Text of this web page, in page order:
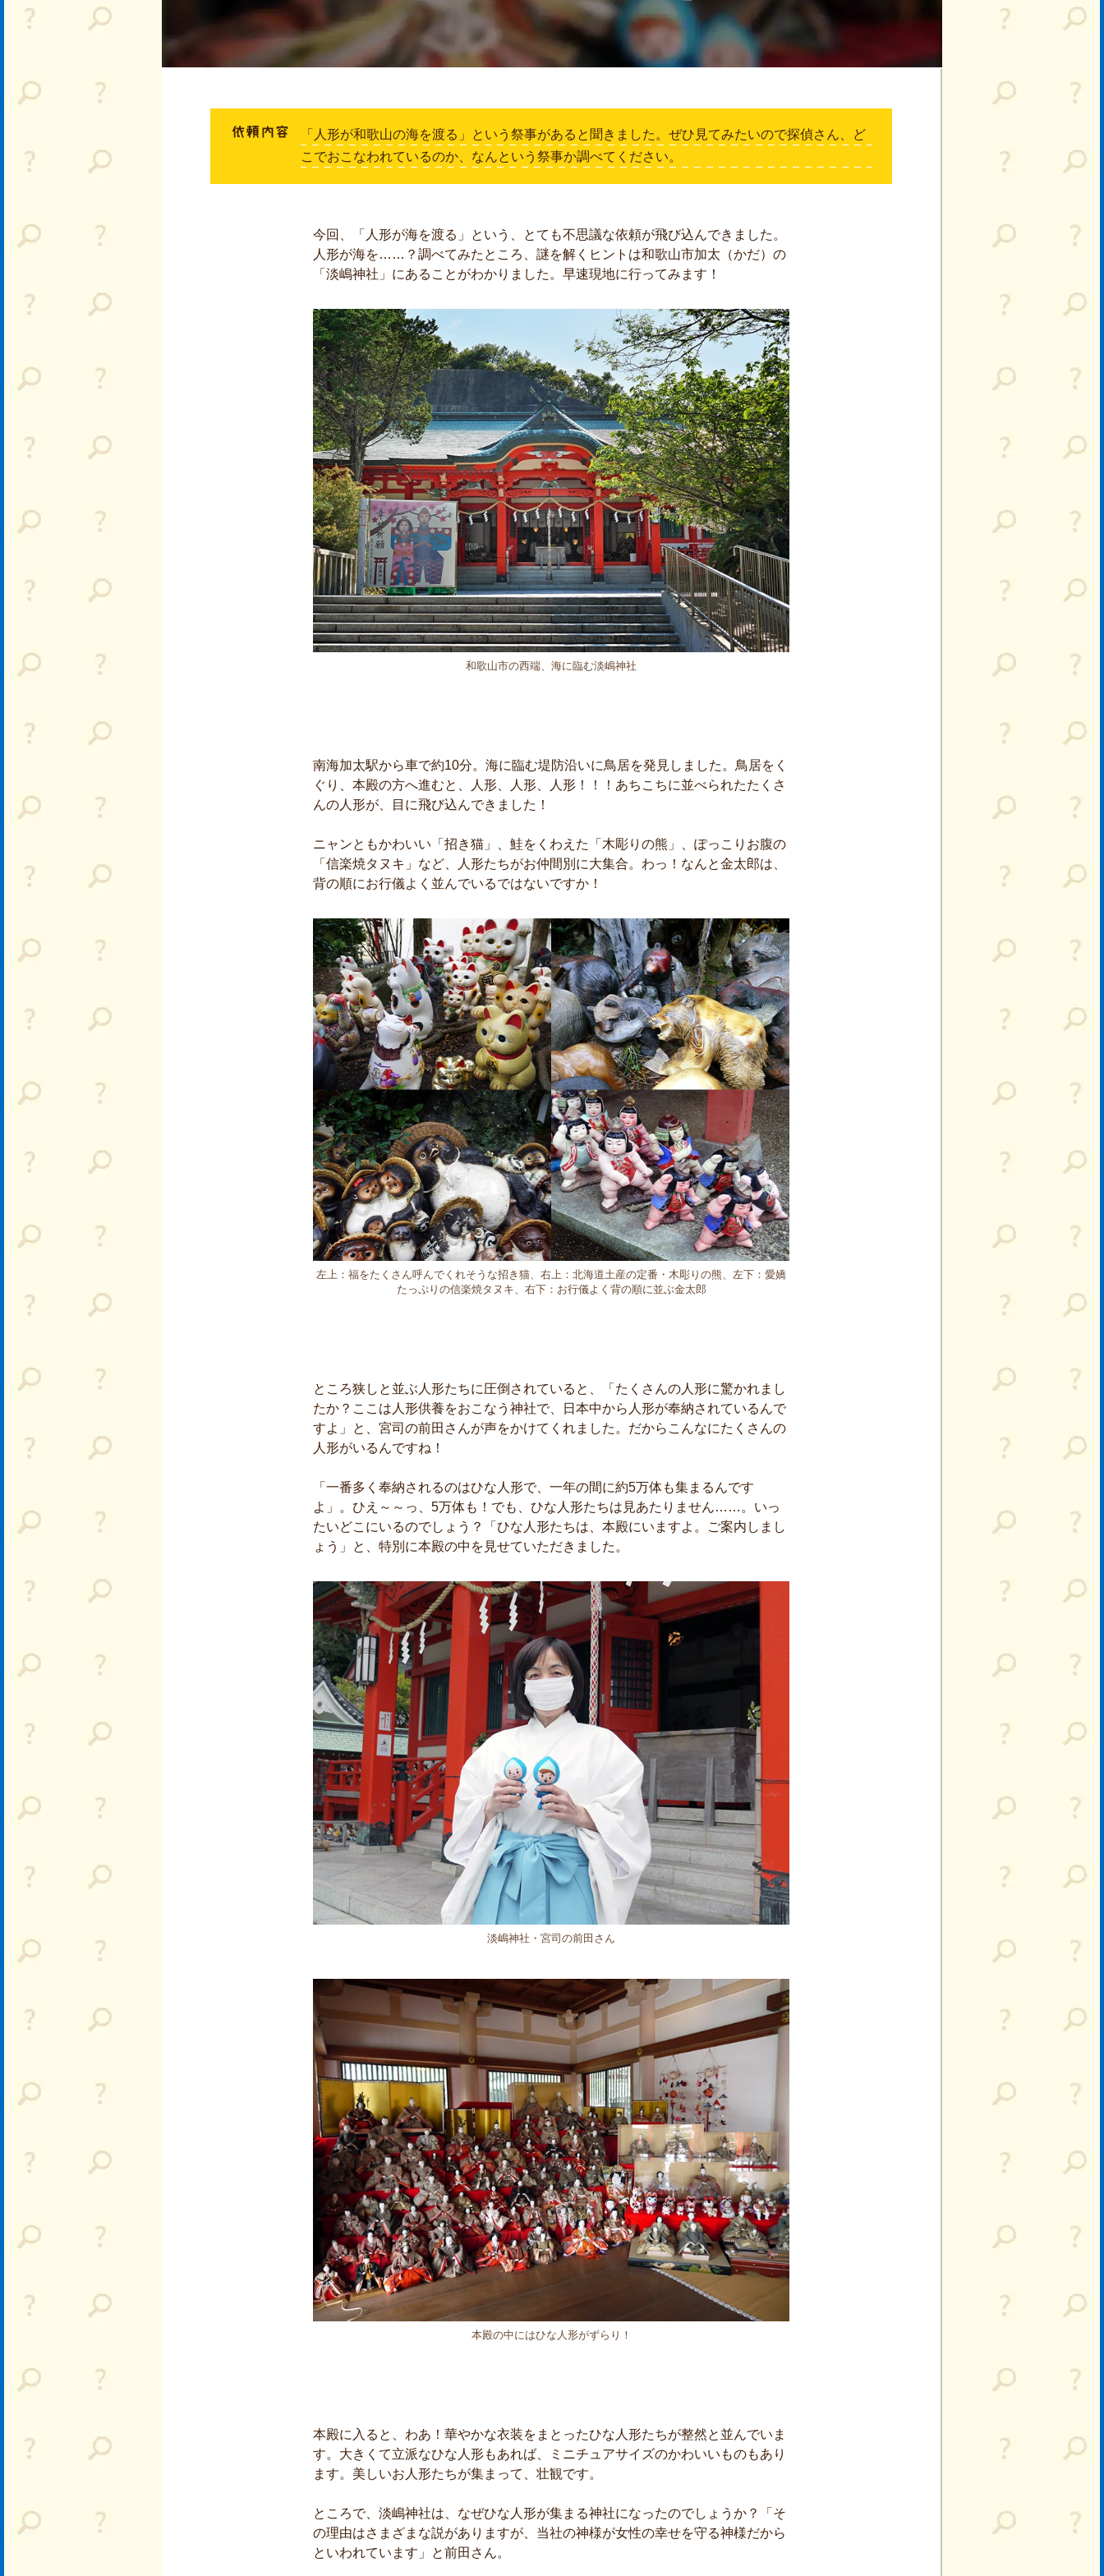
「人形が和歌山の海を渡る」という祭事があると聞きました。ぜひ見てみたいので探偵さん、ど
こでおこなわれているのか、なんという祭事か調べてください。
今回、「人形が海を渡る」という、とても不思議な依頼が飛び込んできました。
人形が海を……？調べてみたところ、謎を解くヒントは和歌山市加太（かだ）の
「淡嶋神社」にあることがわかりました。早速現地に行ってみます！
和歌山市の西端、海に臨む淡嶋神社
南海加太駅から車で約10分。海に臨む堤防沿いに鳥居を発見しました。鳥居をく
ぐり、本殿の方へ進むと、人形、人形、人形！！！あちこちに並べられたたくさ
んの人形が、目に飛び込んできました！
ニャンともかわいい「招き猫」、鮭をくわえた「木彫りの熊」、ぽっこりお腹の
「信楽焼タヌキ」など、人形たちがお仲間別に大集合。わっ！なんと金太郎は、
背の順にお行儀よく並んでいるではないですか！
左上：福をたくさん呼んでくれそうな招き猫、右上：北海道土産の定番・木彫りの熊、左下：愛嬌
たっぷりの信楽焼タヌキ、右下：お行儀よく背の順に並ぶ金太郎
ところ狭しと並ぶ人形たちに圧倒されていると、「たくさんの人形に驚かれまし
たか？ここは人形供養をおこなう神社で、日本中から人形が奉納されているんで
すよ」と、宮司の前田さんが声をかけてくれました。だからこんなにたくさんの
人形がいるんですね！
「一番多く奉納されるのはひな人形で、一年の間に約5万体も集まるんです
よ」。ひえ～～っ、5万体も！でも、ひな人形たちは見あたりません……。いっ
たいどこにいるのでしょう？「ひな人形たちは、本殿にいますよ。ご案内しまし
ょう」と、特別に本殿の中を見せていただきました。
淡嶋神社・宮司の前田さん
本殿の中にはひな人形がずらり！
本殿に入ると、わあ！華やかな衣装をまとったひな人形たちが整然と並んでいま
す。大きくて立派なひな人形もあれば、ミニチュアサイズのかわいいものもあり
ます。美しいお人形たちが集まって、壮観です。
ところで、淡嶋神社は、なぜひな人形が集まる神社になったのでしょうか？「そ
の理由はさまざまな説がありますが、当社の神様が女性の幸せを守る神様だから
といわれています」と前田さん。